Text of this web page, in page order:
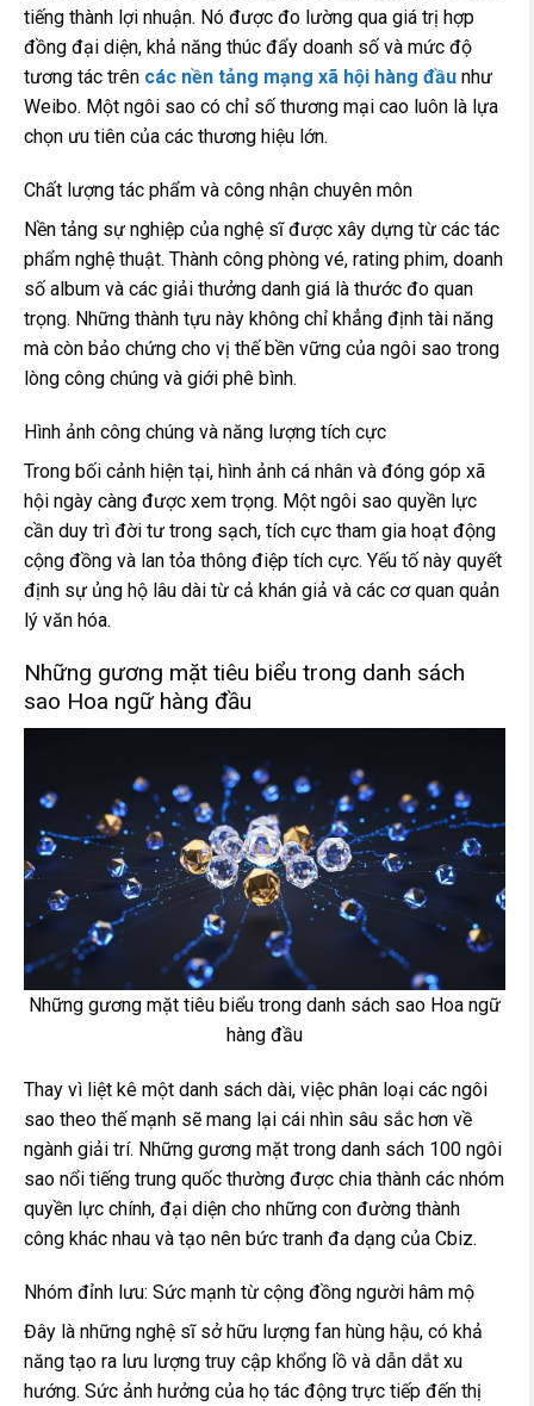
tiếng thành lợi nhuận. Nó được đo lường qua giá trị hợp
đồng đại diện, khả năng thúc đẩy doanh số và mức độ
tương tác trên các nền tảng mạng xã hội hàng đầu như
Weibo. Một ngôi sao có chỉ số thương mại cao luôn là lựa
chọn ưu tiên của các thương hiệu lớn.
Chất lượng tác phẩm và công nhận chuyên môn
Nền tảng sự nghiệp của nghệ sĩ được xây dựng từ các tác
phẩm nghệ thuật. Thành công phòng vé, rating phim, doanh
số album và các giải thưởng danh giá là thước đo quan
trọng. Những thành tựu này không chỉ khẳng định tài năng
mà còn bảo chứng cho vị thế bền vững của ngôi sao trong
lòng công chúng và giới phê bình.
Hình ảnh công chúng và năng lượng tích cực
Trong bối cảnh hiện tại, hình ảnh cá nhân và đóng góp xã
hội ngày càng được xem trọng. Một ngôi sao quyền lực
cần duy trì đời tư trong sạch, tích cực tham gia hoạt động
cộng đồng và lan tỏa thông điệp tích cực. Yếu tố này quyết
định sự ủng hộ lâu dài từ cả khán giả và các cơ quan quản
lý văn hóa.
Những gương mặt tiêu biểu trong danh sách
sao Hoa ngữ hàng đầu
Những gương mặt tiêu biểu trong danh sách sao Hoa ngữ
hàng đầu
Thay vì liệt kê một danh sách dài, việc phân loại các ngôi
sao theo thế mạnh sẽ mang lại cái nhìn sâu sắc hơn về
ngành giải trí. Những gương mặt trong danh sách 100 ngôi
sao nổi tiếng trung quốc thường được chia thành các nhóm
quyền lực chính, đại diện cho những con đường thành
công khác nhau và tạo nên bức tranh đa dạng của Cbiz.
Nhóm đỉnh lưu: Sức mạnh từ cộng đồng người hâm mộ
Đây là những nghệ sĩ sở hữu lượng fan hùng hậu, có khả
năng tạo ra lưu lượng truy cập khổng lồ và dẫn dắt xu
hướng. Sức ảnh hưởng của họ tác động trực tiếp đến thị